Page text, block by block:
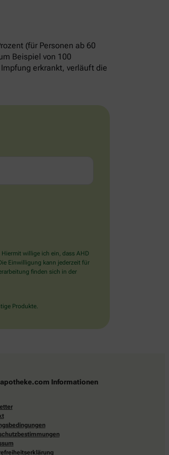
(für Personen ab 60
Beispiel von 100
erkrankt, verläuft die
willige ich ein, dass AHD
Einwilligung kann jederzeit für
finden sich in der
Produkte.
apotheke.com Informationen